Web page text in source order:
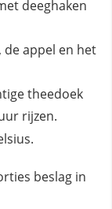
deeghaken
, de appel en het
theedoek
rijzen.
beslag in